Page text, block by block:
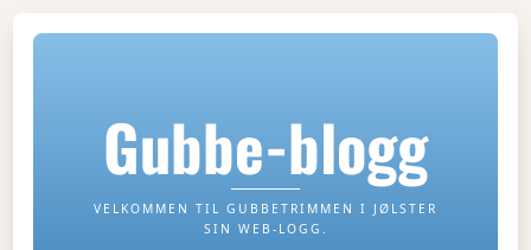
Gubbe-blogg
VELKOMMEN TIL GUBBETRIMMEN I JØLSTER
SIN WEB-LOGG.